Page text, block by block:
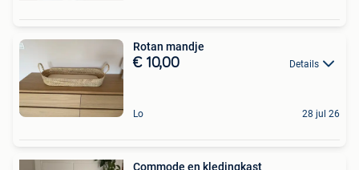
Rotan mandje
€ 10,00 Details
Lo 28 jul 26
Commode en kledingkast